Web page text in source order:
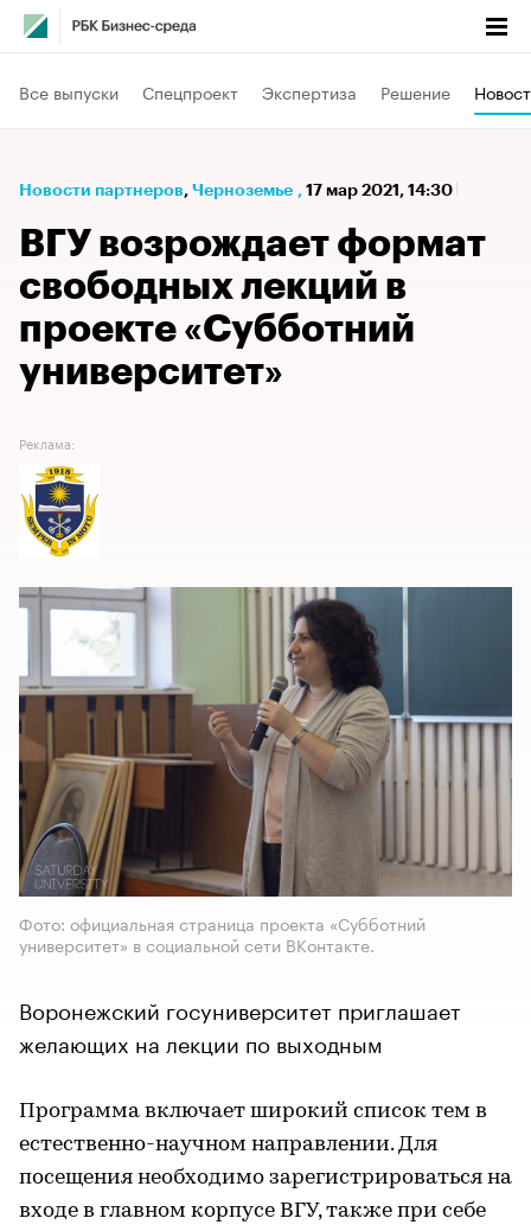
Все выпуски Спецпроект Экспертиза Решение
Новости партнеров⁠, Черноземье , 17 мар 2021, 14:30
ВГУ возрождает формат
свободных лекций в
проекте «Субботний
университет»
Реклама:
Фото: официальная страница проекта «Субботний
университет» в социальной сети ВКонтакте.
Воронежский госуниверситет приглашает
желающих на лекции по выходным
Программа включает широкий список тем в
естественно-научном направлении. Для
посещения необходимо зарегистрироваться на
входе в главном корпусе ВГУ, также при себе